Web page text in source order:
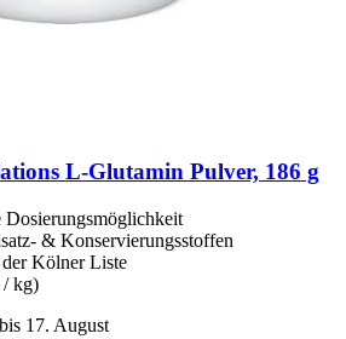
L-​Glutamin Pulver, 186 g
& Konservierungsstoffen
Kölner Liste
/ kg)
17. August